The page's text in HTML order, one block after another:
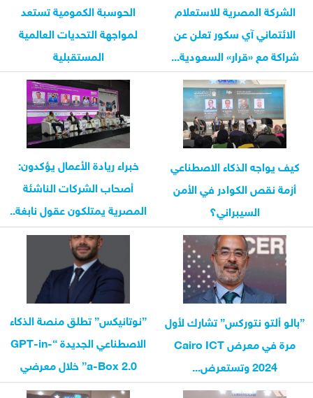
الشركة المصرية للاستعلام
الائتماني آي سكور تعلن عن
شراكة مع «قرار» السعودية...
الحوسبة الكمومية تستعد
لمواجهة التحديات العالمية
المستقبلية
كيف يواجه الذكاء الاصطناعي
أزمة نقص الكوادر في الأمن
السيبراني؟
خبراء ريادة الأعمال يؤكدون:
أصحاب الشركات الناشئة
المصرية يمتلكون عقول نابغة..
وجمع...
”بالو ألتو نتوركس” تشارك لأول
مرة في معرض Cairo ICT
2024 وتستعرض...
”نوتانيكس” تطلق منصة الذكاء
الاصطناعي الجديدة “GPT-in-
a-Box 2.0” خلال معرضي
AIDC’24 ...